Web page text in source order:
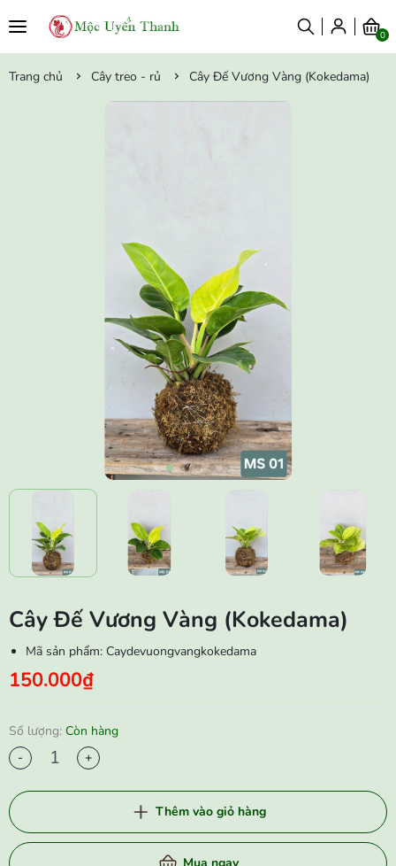
0
Trang chủ Cây treo - rủ Cây Đế Vương Vàng (Kokedama)
Cây Đế Vương Vàng (Kokedama)
Mã sản phẩm: Caydevuongvangkokedama
150.000₫
Số lượng: Còn hàng
-
+
Thêm vào giỏ hàng